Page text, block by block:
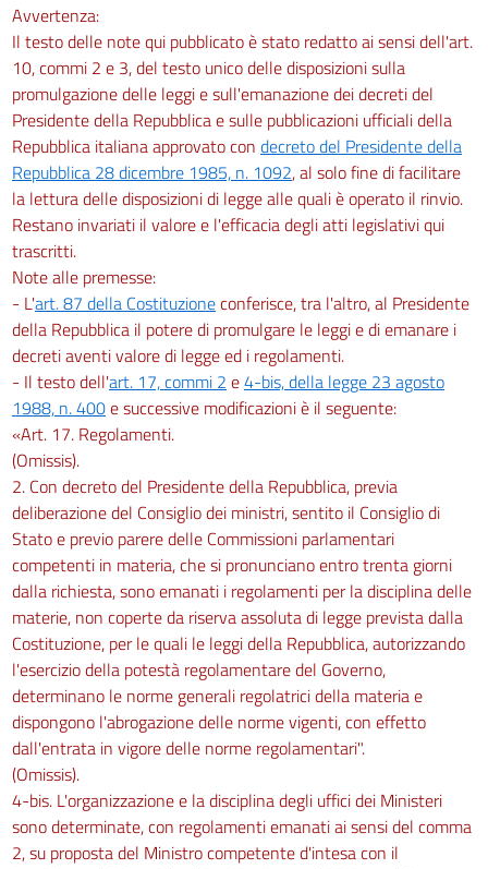
Avvertenza:
Il testo delle note qui pubblicato è stato redatto ai sensi dell'art.
10, commi 2 e 3, del testo unico delle disposizioni sulla
promulgazione delle leggi e sull'emanazione dei decreti del
Presidente della Repubblica e sulle pubblicazioni ufficiali della
Repubblica italiana approvato con decreto del Presidente della
Repubblica 28 dicembre 1985, n. 1092, al solo fine di facilitare
la lettura delle disposizioni di legge alle quali è operato il rinvio.
Restano invariati il valore e l'efficacia degli atti legislativi qui
trascritti.
Note alle premesse:
- L'art. 87 della Costituzioneconferisce, tra l'altro, al Presidente
della Repubblica il potere di promulgare le leggi e di emanare i
decreti aventi valore di legge ed i regolamenti.
- Il testo dell'art. 17, commi 2 e4-bis, della legge 23 agosto
1988, n. 400e successive modificazioni è il seguente:
«Art. 17. Regolamenti.
(Omissis).
2. Con decreto del Presidente della Repubblica, previa
deliberazione del Consiglio dei ministri, sentito il Consiglio di
Stato e previo parere delle Commissioni parlamentari
competenti in materia, che si pronunciano entro trenta giorni
dalla richiesta, sono emanati i regolamenti per la disciplina delle
materie, non coperte da riserva assoluta di legge prevista dalla
Costituzione, per le quali le leggi della Repubblica, autorizzando
l'esercizio della potestà regolamentare del Governo,
determinano le norme generali regolatrici della materia e
dispongono l'abrogazione delle norme vigenti, con effetto
dall'entrata in vigore delle norme regolamentari".
(Omissis).
4-bis. L'organizzazione e la disciplina degli uffici dei Ministeri
sono determinate, con regolamenti emanati ai sensi del comma
2, su proposta del Ministro competente d'intesa con il